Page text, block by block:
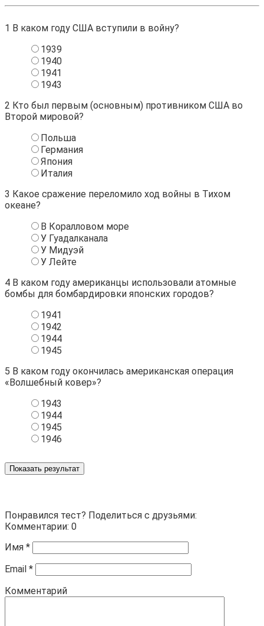
1 В каком году США вступили в войну?
1939
1940
1941
1943
2 Кто был первым (основным) противником США во
Второй мировой?
Польша
Германия
Япония
Италия
3 Какое сражение переломило ход войны в Тихом
океане?
В Коралловом море
У Гуадалканала
У Мидуэй
У Лейте
4 В каком году американцы использовали атомные
бомбы для бомбардировки японских городов?
1941
1942
1944
1945
5 В каком году окончилась американская операция
«Волшебный ковер»?
1943
1944
1945
1946
Показать результат
Понравился тест? Поделиться с друзьями:
Комментарии: 0
Имя *
Email *
Комментарий